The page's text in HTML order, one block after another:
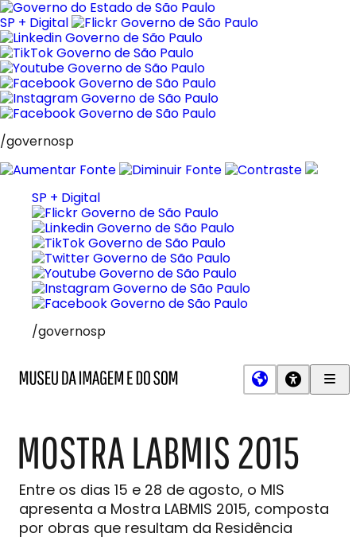
Pular
para
o
conteúdo
SP + Digital
/governosp
SP + Digital
/governosp
e
do
Som
MOSTRA LABMIS 2015
Entre os dias 15 e 28 de agosto, o MIS
apresenta a Mostra LABMIS 2015, composta
por obras que resultam da Residência